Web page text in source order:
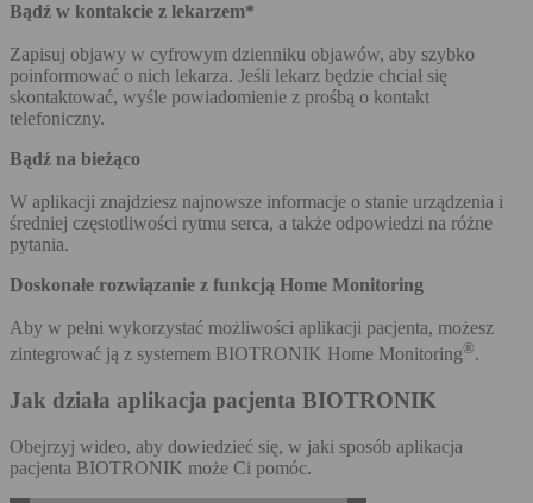
Bądź w kontakcie z lekarzem*
Zapisuj objawy w cyfrowym dzienniku objawów, aby szybko
poinformować o nich lekarza. Jeśli lekarz będzie chciał się
skontaktować, wyśle powiadomienie z prośbą o kontakt
telefoniczny.
Bądź na bieżąco
W aplikacji znajdziesz najnowsze informacje o stanie urządzenia i
średniej częstotliwości rytmu serca, a także odpowiedzi na różne
pytania.
Doskonałe rozwiązanie z funkcją Home Monitoring
Aby w pełni wykorzystać możliwości aplikacji pacjenta, możesz
zintegrować ją z systemem BIOTRONIK Home Monitoring®.
Jak działa aplikacja pacjenta BIOTRONIK
Obejrzyj wideo, aby dowiedzieć się, w jaki sposób aplikacja
pacjenta BIOTRONIK może Ci pomóc.